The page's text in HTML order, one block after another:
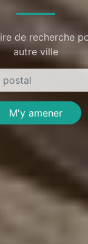
de recherche
autre ville
M'y amener